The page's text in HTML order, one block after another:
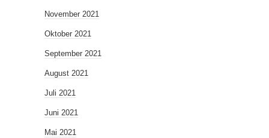
November 2021
Oktober 2021
September 2021
August 2021
Juli 2021
Juni 2021
Mai 2021